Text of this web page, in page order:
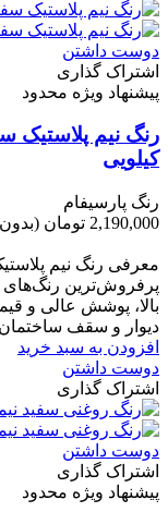
دوست داشتن
اشتراک گذاری
پیشنهاد ویژه محدود
کیلویی
رنگ پارسیفام
2,190,000 تومان
معرفی رنگ نیم
پرفروش‌ترین رنگ‌های
بالا، پوشش عالی و
دیوار و سقف
افزودن به سبد خرید
دوست داشتن
اشتراک گذاری
دوست داشتن
اشتراک گذاری
پیشنهاد ویژه محدود